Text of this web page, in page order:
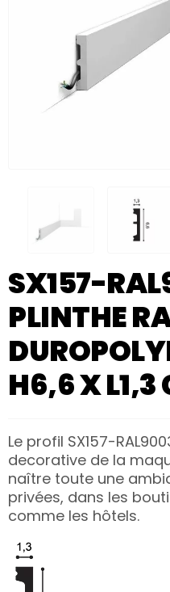
SX157-
PLINTHE
H6,6 X L1,3
Le profil SX157-
decorative de la
naître toute une
privées, dans les
comme les hôtels.